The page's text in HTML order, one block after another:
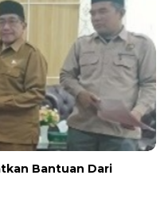
Bantuan Dari